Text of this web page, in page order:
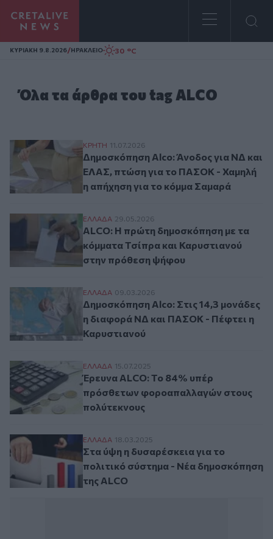
Homepage
ΚΥΡΙΑΚΗ 9.8.2026/ΗΡΑΚΛΕΙΟ 30 °C
Όλα τα άρθρα του tag ALCO
Δημοσκόπηση Alco: Άνοδος για ΝΔ και
ΚΡΗΤΗ 11.07.2026
Δημοσκόπηση Alco: Άνοδος για ΝΔ και
ΕΛΑΣ, πτώση για το ΠΑΣΟΚ - Χαμηλή
η απήχηση για το κόμμα Σαμαρά
ALCO: Η πρώτη δημοσκόπηση με τα
ΕΛΛAΔΑ 29.05.2026
ALCO: Η πρώτη δημοσκόπηση με τα
κόμματα Τσίπρα και Καρυστιανού
στην πρόθεση ψήφου
Δημοσκόπηση Alco: Στις 14,3 μονάδες η
ΕΛΛAΔΑ 09.03.2026
Δημοσκόπηση Alco: Στις 14,3 μονάδες
η διαφορά ΝΔ και ΠΑΣΟΚ - Πέφτει η
Καρυστιανού
Έρευνα ALCO: Το 84% υπέρ πρόσθετων
ΕΛΛAΔΑ 15.07.2025
Έρευνα ALCO: Το 84% υπέρ
πρόσθετων φοροαπαλλαγών στους
πολύτεκνους
Στα ύψη η δυσαρέσκεια για το πολιτικό
ΕΛΛAΔΑ 18.03.2025
Στα ύψη η δυσαρέσκεια για το
πολιτικό σύστημα - Νέα δημοσκόπηση
της ALCO